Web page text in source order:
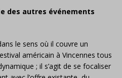
des autres événements
le sens où il couvre un
américain à Vincennes tous
; il s’agit de se focaliser